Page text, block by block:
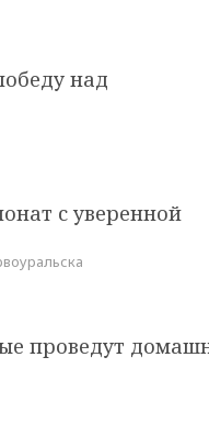
над
с уверенной
проведут